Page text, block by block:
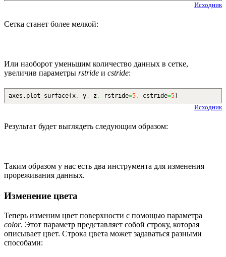
Исходник
Сетка станет более мелкой:
Или наоборот уменьшим количество данных в сетке,
увеличив параметры rstride и cstride:
axes. plot_surface(x, y, z , rstride=5, cstride=5)
Исходник
Результат будет выглядеть следующим образом:
Таким образом у нас есть два инструмента для изменения
прореживания данных.
Изменение цвета
Теперь изменим цвет поверхности с помощью параметра
color. Этот параметр представляет собой строку, которая
описывает цвет. Строка цвета может задаваться разными
способами: